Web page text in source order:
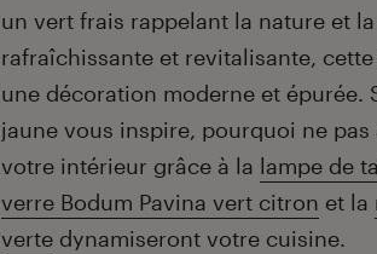
un vert frais rappelant la nature et
rafraîchissante et revitalisante,
une décoration moderne et
jaune vous inspire, pourquoi ne
votre intérieur grâce à la lampe de
verre Bodum Pavina vert citron et la
verte dynamiseront votre cuisine.